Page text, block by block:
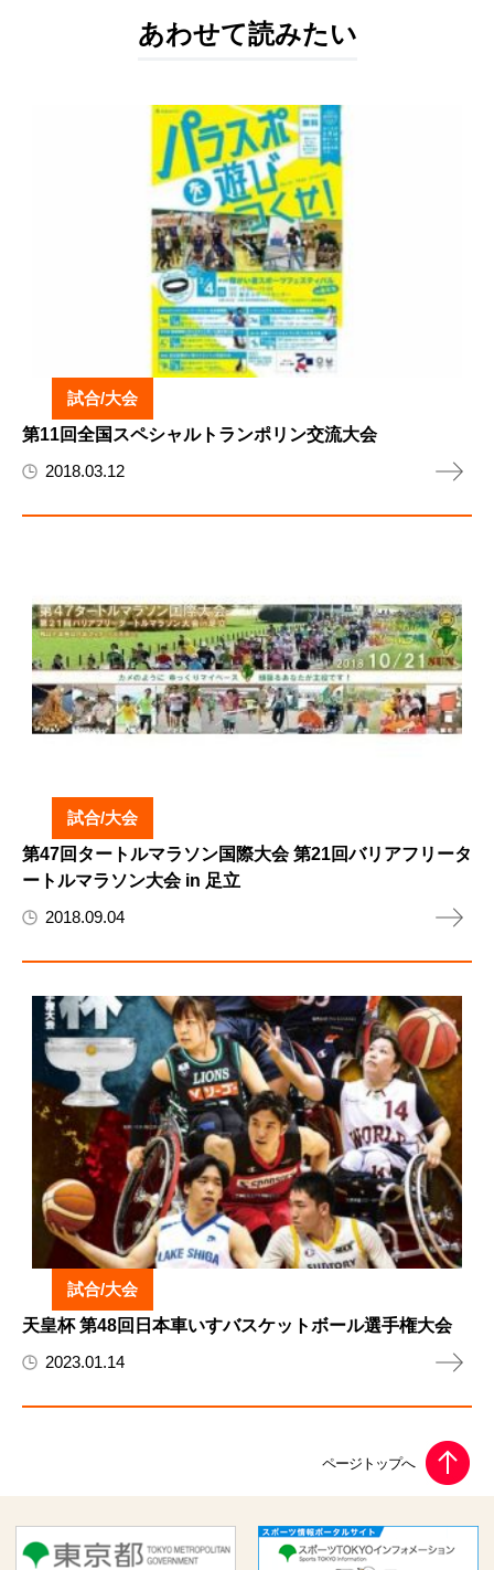
あわせて読みたい
試合/大会
第11回全国スペシャルトランポリン交流大会
2018.03.12
試合/大会
第47回タートルマラソン国際大会 第21回バリアフリータ
ートルマラソン大会 in 足立
2018.09.04
試合/大会
天皇杯 第48回日本車いすバスケットボール選手権大会
2023.01.14